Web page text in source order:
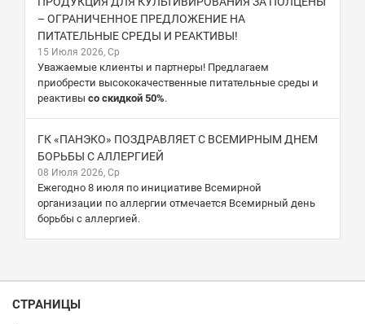
– ОГРАНИЧЕННОЕ ПРЕДЛОЖЕНИЕ НА
ПИТАТЕЛЬНЫЕ СРЕДЫ И РЕАКТИВЫ!
15 Июля 2026, Ср
Уважаемые клиенты и партнеры! Предлагаем
приобрести высококачественные питательные среды и
реактивы со скидкой 50%.
ГК «ПАНЭКО» ПОЗДРАВЛЯЕТ С ВСЕМИРНЫМ ДНЕМ
БОРЬБЫ С АЛЛЕРГИЕЙ
08 Июля 2026, Ср
Ежегодно 8 июля по инициативе Всемирной
организации по аллергии отмечается Всемирный день
борьбы с аллергией.
СТРАНИЦЫ